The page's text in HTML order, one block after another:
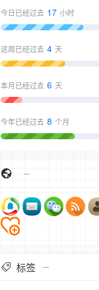
今日已经过去 17 小时
这周已经过去 4 天
本月已经过去 6 天
今年已经过去 8 个月
标签